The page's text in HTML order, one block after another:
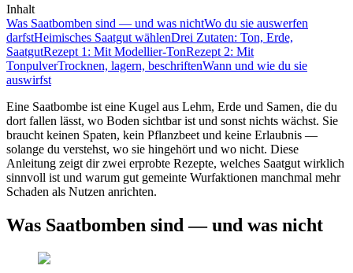
Inhalt
Was Saatbomben sind — und was nichtWo du sie auswerfen
darfstHeimisches Saatgut wählenDrei Zutaten: Ton, Erde,
SaatgutRezept 1: Mit Modellier-TonRezept 2: Mit
TonpulverTrocknen, lagern, beschriftenWann und wie du sie
auswirfst
Eine Saatbombe ist eine Kugel aus Lehm, Erde und Samen, die du
dort fallen lässt, wo Boden sichtbar ist und sonst nichts wächst. Sie
braucht keinen Spaten, kein Pflanzbeet und keine Erlaubnis —
solange du verstehst, wo sie hingehört und wo nicht. Diese
Anleitung zeigt dir zwei erprobte Rezepte, welches Saatgut wirklich
sinnvoll ist und warum gut gemeinte Wurfaktionen manchmal mehr
Schaden als Nutzen anrichten.
Was Saatbomben sind — und was nicht